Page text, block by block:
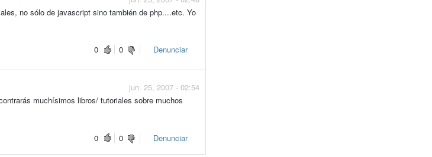
no sólo de javascript sino también de php....etc. Yo
0
0 Denunciar
jun. 25, 2007 - 02:54
muchísimos libros/ tutoriales sobre muchos
0
0 Denunciar